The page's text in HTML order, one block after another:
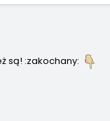
są! :zakochany: